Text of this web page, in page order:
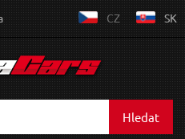
CZ SK
Hledat